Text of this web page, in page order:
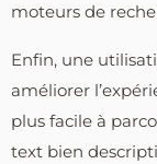
moteurs de
Enfin, une
améliorer
plus facile à
text bien